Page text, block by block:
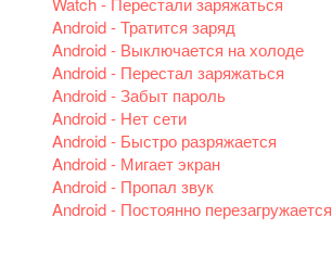
Android - Тратится заряд
Android - Выключается на холоде
Android - Перестал заряжаться
Android - Забыт пароль
Android - Нет сети
Android - Быстро разряжается
Android - Мигает экран
Android - Пропал звук
Android - Постоянно перезагружается